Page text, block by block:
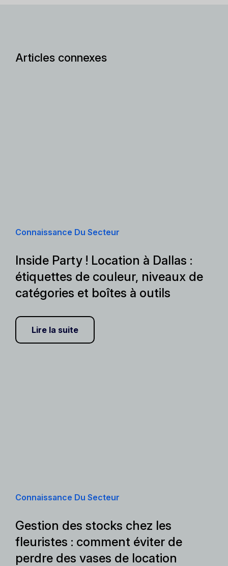
Articles connexes
Connaissance Du Secteur
Inside Party ! Location à Dallas :
étiquettes de couleur, niveaux de
catégories et boîtes à outils
Lire la suite
Connaissance Du Secteur
Gestion des stocks chez les
fleuristes : comment éviter de
perdre des vases de location